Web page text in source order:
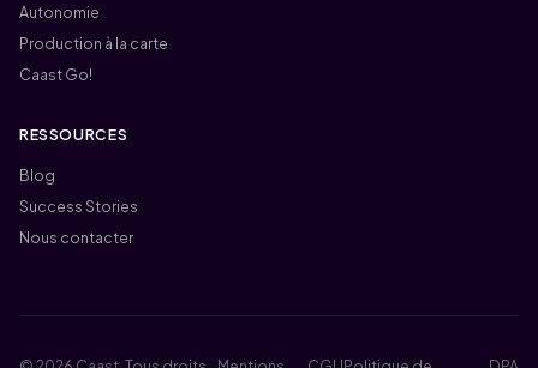
Autonomie
Production à la carte
Caast Go!
RESSOURCES
Blog
Success Stories
Nous contacter